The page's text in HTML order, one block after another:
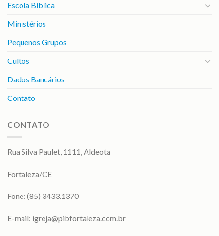
Escola Bíblica
Ministérios
Pequenos Grupos
Cultos
Dados Bancários
Contato
CONTATO
Rua Silva Paulet, 1111, Aldeota
Fortaleza/CE
Fone: (85) 3433.1370
E-mail: igreja@pibfortaleza.com.br